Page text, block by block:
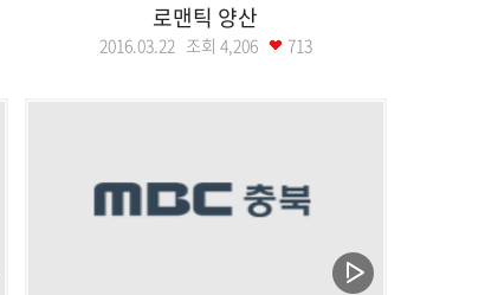
로맨틱 양산
2016.03.22 조회 4,206 713